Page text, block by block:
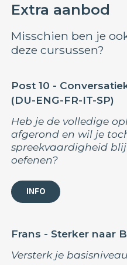
Extra aanbod
Misschien ben je
deze cursussen?
Post 10 -
(DU-ENG-FR-IT-SP)
Heb je de volledige
afgerond en wil je
spreekvaardigheid
oefenen?
INFO
Frans - Sterker naar
Versterk je